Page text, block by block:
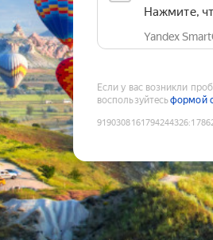
Нажмите,
Yandex
Если у вас возникли
воспользуйтесьформой
9190308161794244326: